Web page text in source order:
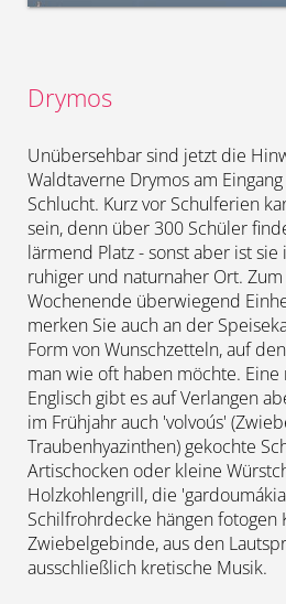
Drymos
Unübersehbar sind jetzt die
Waldtaverne Drymos am
Schlucht. Kurz vor Schulferien
sein, denn über 300 Schüler
lärmend Platz - sonst aber ist
ruhiger und naturnaher Ort.
Wochenende überwiegend
merken Sie auch an der
Form von Wunschzetteln, auf
man wie oft haben möchte. Eine
Englisch gibt es auf Verlangen
im Frühjahr auch 'volvoús'
Traubenhyazinthen) gekochte
Artischocken oder kleine
Holzkohlengrill, die
Schilfrohrdecke hängen fotogen
Zwiebelgebinde, aus den
ausschließlich kretische Musik.